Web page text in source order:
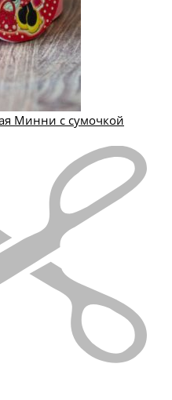
Минни с сумочкой